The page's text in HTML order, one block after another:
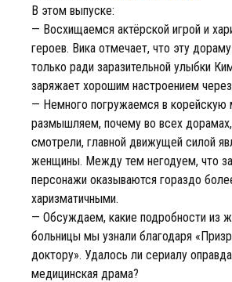
В этом выпуске:
— Восхищаемся актёрской игрой и
героев. Вика отмечает, что эту
только ради заразительной улыбки
заряжает хорошим настроением
— Немного погружаемся в корейскую
размышляем, почему во всех
смотрели, главной движущей силой
женщины. Между тем негодуем, что
персонажи оказываются гораздо
харизматичными.
— Обсуждаем, какие подробности из
больницы мы узнали благодаря
доктору». Удалось ли сериалу
медицинская драма?